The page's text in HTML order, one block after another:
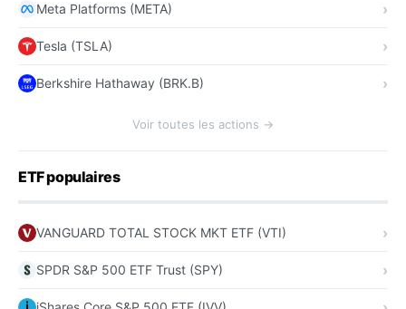
Meta Platforms (META)
Tesla (TSLA)
Berkshire Hathaway (BRK.B)
Voir toutes les actions →
ETF populaires
VANGUARD TOTAL STOCK MKT ETF (VTI)
SPDR S&P 500 ETF Trust (SPY)